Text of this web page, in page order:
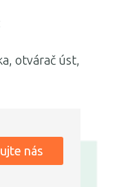
otvárač úst,
nás